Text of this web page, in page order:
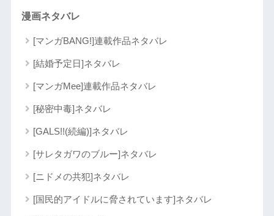
漫画ネタバレ
[マンガBANG!]連載作品ネタバレ
[結婚予定日]ネタバレ
[マンガMee]連載作品ネタバレ
[秘密中毒]ネタバレ
[GALS!!(続編)]ネタバレ
[サレタガワのブルー]ネタバレ
[ニドメの共犯]ネタバレ
[国民的アイドルに脅されています]ネタバレ